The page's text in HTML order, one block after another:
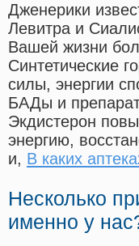
Дженерики
Левитра и
Вашей жизни
Синтетические
силы, энергии
БАДы и
Экдистерон
энергию,
и, В каких
Несколько
именно у